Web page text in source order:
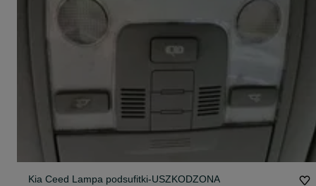
Kia Ceed Lampa podsufitki-USZKODZONA